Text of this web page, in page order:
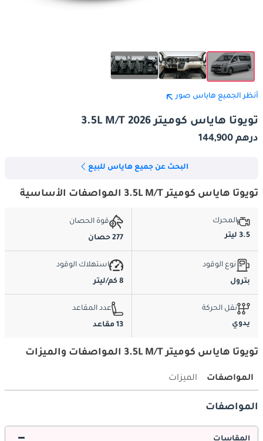
أنظر الجميع هاياس صور
تويوتا هاياس كوميتر 3.5L M/T 2026
درهم 144,900
البحث عن جميع هاياس للبيع
تويوتا هاياس كوميتر 3.5L M/T المواصفات الأساسية
المحرك
3.5 ليتر
قوة الحصان
277 حصان
نوع الوقود
بترول
استهلاك الوقود
8 كم/ليتر
نقل الحركة
يدوي
عدد المقاعد
13 مقاعد
تويوتا هاياس كوميتر 3.5L M/T المواصفات والميزات
المواصفات الميزات
المواصفات
المقاسات